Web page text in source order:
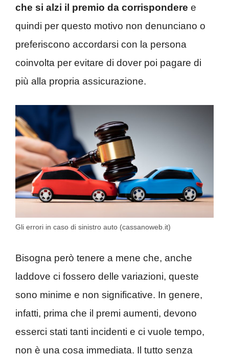
che si alzi il premio da corrispondere e
quindi per questo motivo non denunciano o
preferiscono accordarsi con la persona
coinvolta per evitare di dover poi pagare di
più alla propria assicurazione.
Gli errori in caso di sinistro auto (cassanoweb.it)
Bisogna però tenere a mene che, anche
laddove ci fossero delle variazioni, queste
sono minime e non significative. In genere,
infatti, prima che il premi aumenti, devono
esserci stati tanti incidenti e ci vuole tempo,
non è una cosa immediata. Il tutto senza